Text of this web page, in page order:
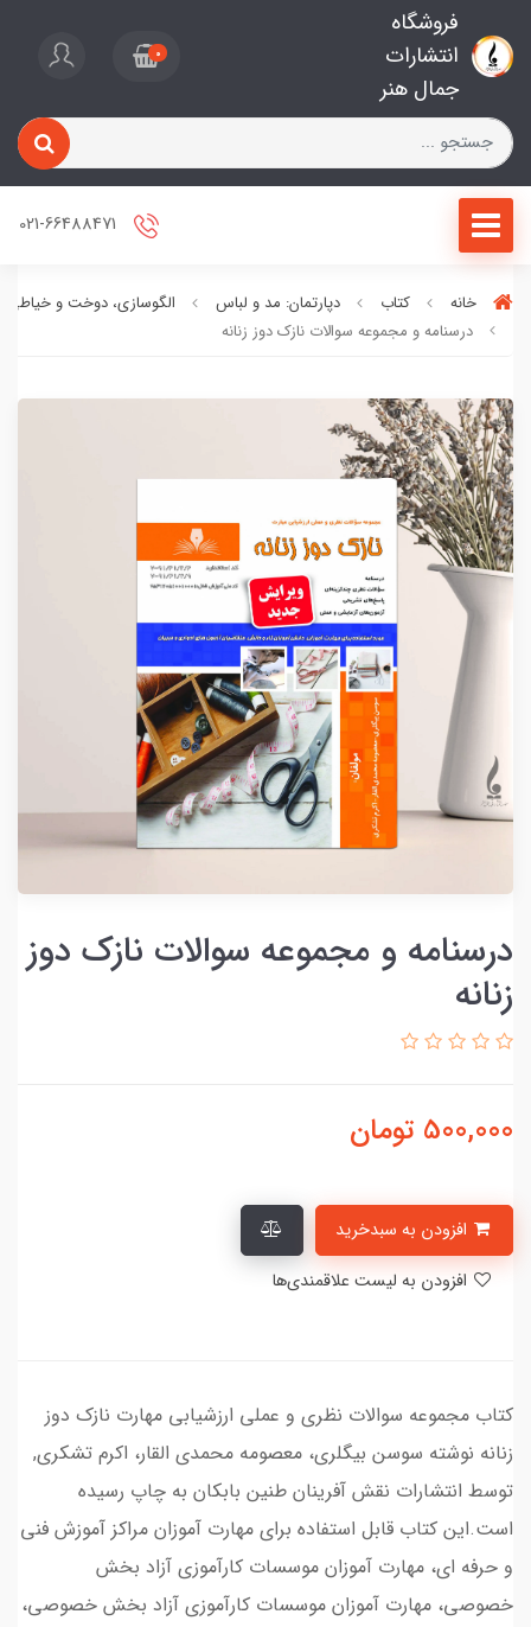
فروشگاه
انتشارات
جمال هنر
0
خانه کتاب دپارتمان: مد و لباس
الگوسازی، دوخت و خیاطی
درسنامه و مجموعه سوالات نازک دوز زنانه
درسنامه و مجموعه سوالات نازک دوز
زنانه
500,000 تومان
کتاب مجموعه سوالات نظری و عملی ارزشیابی مهارت نازک دوز
زنانه نوشته سوسن بیگلری، معصومه محمدی القار، اکرم تشکری,
توسط انتشارات نقش آفرینان طنین بابکان به چاپ رسیده
است.این کتاب قابل استفاده برای مهارت آموزان مراکز آموزش فنی
و حرفه ای، مهارت آموزان موسسات کارآموزی آزاد بخش
خصوصی، مهارت آموزان موسسات کارآموزی آزاد بخش خصوصی،